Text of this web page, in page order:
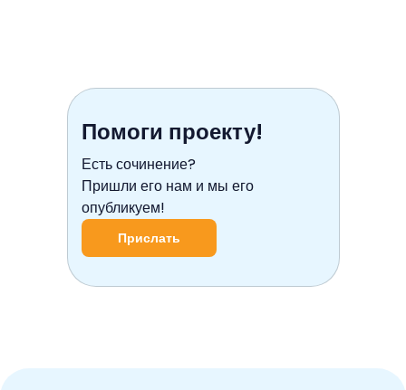
Помоги проекту!
Есть сочинение?
Пришли его нам и мы его
опубликуем!
Прислать